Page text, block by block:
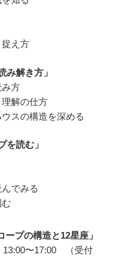
捉え方
み解き方」
み方
理解の仕方
スの構造を深める
を読む」
でみる
プの構造と12星座」
13:00〜17:00 （受付